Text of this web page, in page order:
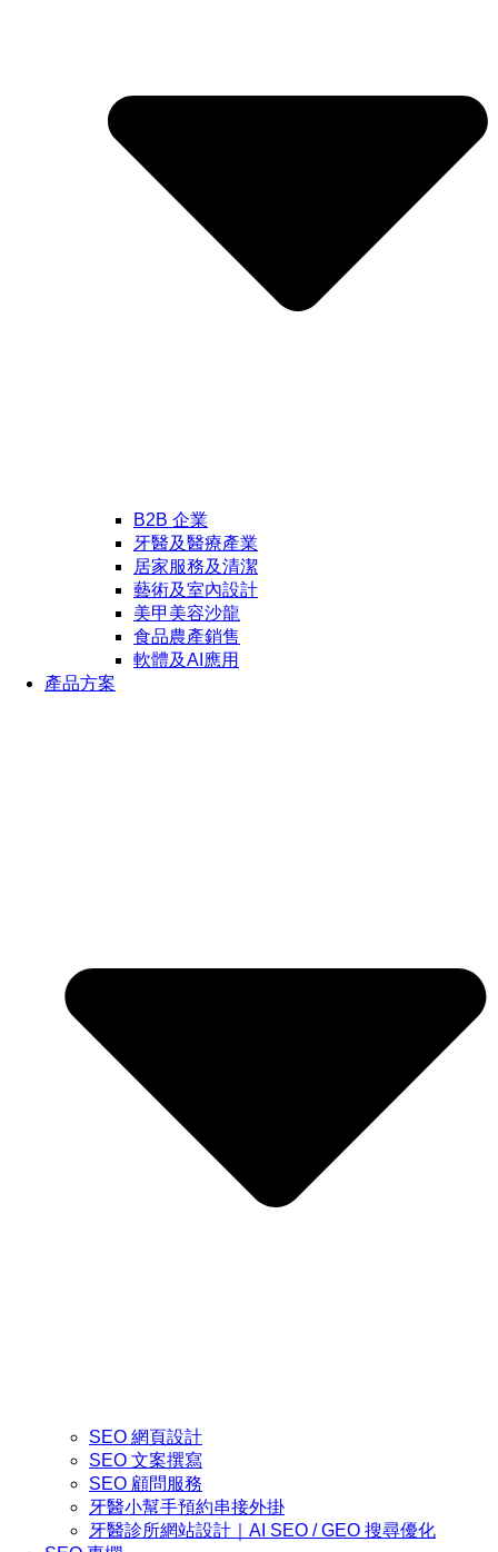
B2B 企業
牙醫及醫療產業
居家服務及清潔
藝術及室內設計
美甲美容沙龍
食品農產銷售
軟體及AI應用
產品方案
SEO 網頁設計
SEO 文案撰寫
SEO 顧問服務
牙醫小幫手預約串接外掛
牙醫診所網站設計｜AI SEO / GEO 搜尋優化